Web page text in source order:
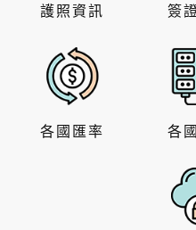
護照資訊 簽
各國匯率 各